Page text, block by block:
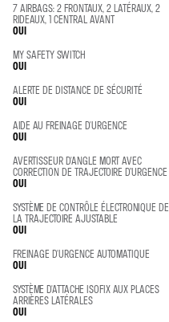
7 AIRBAGS: 2 FRONTAUX, 2 LATÉRAUX, 2
RIDEAUX, 1 CENTRAL AVANT
OUI
MY SAFETY SWITCH
OUI
ALERTE DE DISTANCE DE SÉCURITÉ
OUI
AIDE AU FREINAGE D'URGENCE
OUI
AVERTISSEUR D'ANGLE MORT AVEC
CORRECTION DE TRAJECTOIRE D’URGENCE
OUI
SYSTÈME DE CONTRÔLE ÉLECTRONIQUE DE
LA TRAJECTOIRE AJUSTABLE
OUI
FREINAGE D'URGENCE AUTOMATIQUE
OUI
SYSTÈME D'ATTACHE ISOFIX AUX PLACES
ARRIÈRES LATÉRALES
OUI